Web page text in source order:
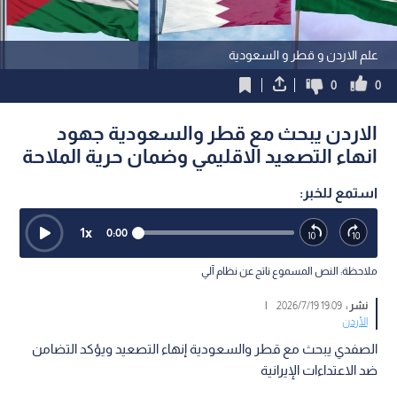
علم الاردن و قطر و السعودية
0
0
الاردن يبحث مع قطر والسعودية جهود
انهاء التصعيد الاقليمي وضمان حرية الملاحة
استمع للخبر:
0:00
1x
ملاحظة: النص المسموع ناتج عن نظام آلي
نشر :19:09 2026/7/19
|
الأردن
الصفدي يبحث مع قطر والسعودية إنهاء التصعيد ويؤكد التضامن
ضد الاعتداءات الإيرانية